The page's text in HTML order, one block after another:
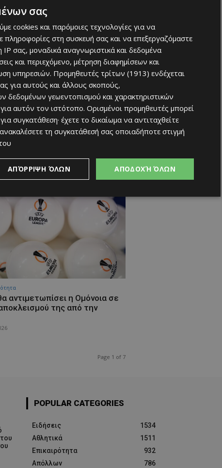
λεπτά και η διαδικασία των
βήμα
αντιμετωπίσει η Ομόνοια σε
της από την
Page 1 of 7
POPULAR CATEGORIES
Ειδήσεις
1534
Αθλητικά
1511
Επικαιρότητα
932
Απόλλων
786
σας
cookies και παρόμοιες τεχνολογίες για να
στη συσκευή σας και να επεξεργαζόμαστε
σας, μοναδικά αναγνωριστικά και δεδομένα
και περιεχόμενο, μέτρηση διαφημίσεων και
υπηρεσιών. Προμηθευτές τρίτων (1913) ενδέχεται
για αυτούς και άλλους σκοπούς,
δεδομένων γεωεντοπισμού και χαρακτηριστικών
αυτόν τον ιστότοπο. Ορισμένοι προμηθευτές μπορεί
συγκατάθεση· έχετε το δικαίωμα να αντιταχθείτε
τη συγκατάθεσή σας οποιαδήποτε στιγμή
ΑΠΟΔΟΧΉ ΌΛΩΝ
ΑΠΌΡΡΙΨΗ ΌΛΩΝ